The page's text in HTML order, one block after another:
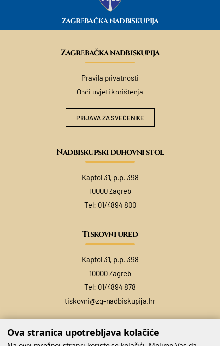
ZAGREBAČKA NADBISKUPIJA
Zagrebačka nadbiskupija
Pravila privatnosti
Opći uvjeti korištenja
PRIJAVA ZA SVEĆENIKE
Nadbiskupski duhovni stol
Kaptol 31, p.p. 398
10000 Zagreb
Tel: 01/4894 800
Tiskovni ured
Kaptol 31, p.p. 398
10000 Zagreb
Tel: 01/4894 878
tiskovni@zg-nadbiskupija.hr
Ova stranica upotrebljava kolačiće